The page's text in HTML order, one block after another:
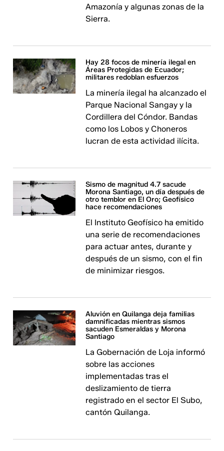
Amazonía y algunas zonas de la
Sierra.
Hay 28 focos de minería ilegal en
Áreas Protegidas de Ecuador;
militares redoblan esfuerzos
La minería ilegal ha alcanzado el
Parque Nacional Sangay y la
Cordillera del Cóndor. Bandas
como los Lobos y Choneros
lucran de esta actividad ilícita.
Sismo de magnitud 4.7 sacude
Morona Santiago, un día después de
otro temblor en El Oro; Geofísico
hace recomendaciones
El Instituto Geofísico ha emitido
una serie de recomendaciones
para actuar antes, durante y
después de un sismo, con el fin
de minimizar riesgos.
Aluvión en Quilanga deja familias
damnificadas mientras sismos
sacuden Esmeraldas y Morona
Santiago
La Gobernación de Loja informó
sobre las acciones
implementadas tras el
deslizamiento de tierra
registrado en el sector El Subo,
cantón Quilanga.